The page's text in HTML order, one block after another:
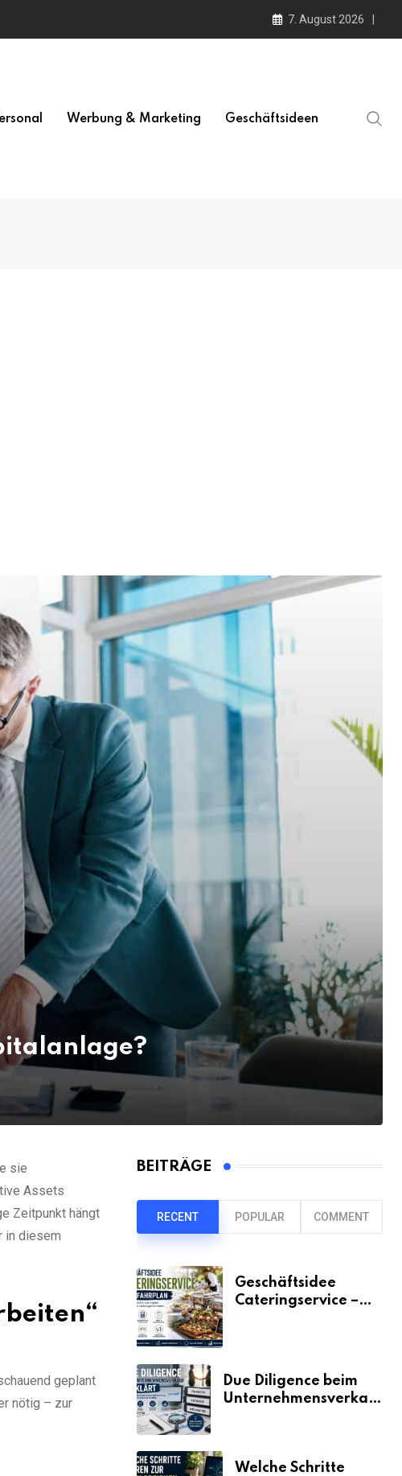
7. August 2026
Werbung & Marketing Geschäftsideen
sie
Assets
Zeitpunkt hängt
in diesem
geplant
nötig – zur
BEITRÄGE
RECENT POPULAR COMMENT
Geschäftsidee
Cateringservice –
Due Diligence beim
Unternehmensverkauf
Welche Schritte